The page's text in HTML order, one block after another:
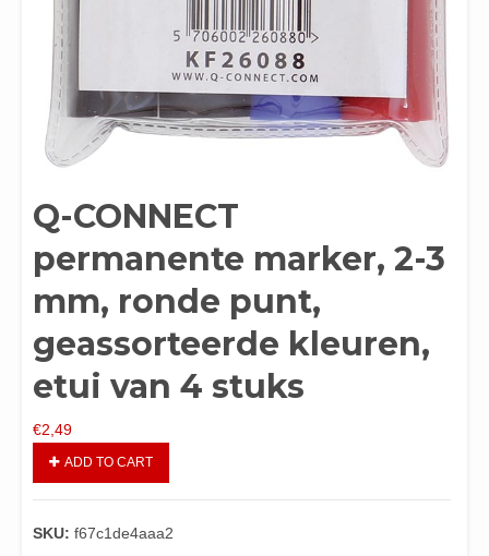
Q-CONNECT
permanente marker, 2-3
mm, ronde punt,
geassorteerde kleuren,
etui van 4 stuks
€2,49
ADD TO CART
SKU: f67c1de4aaa2